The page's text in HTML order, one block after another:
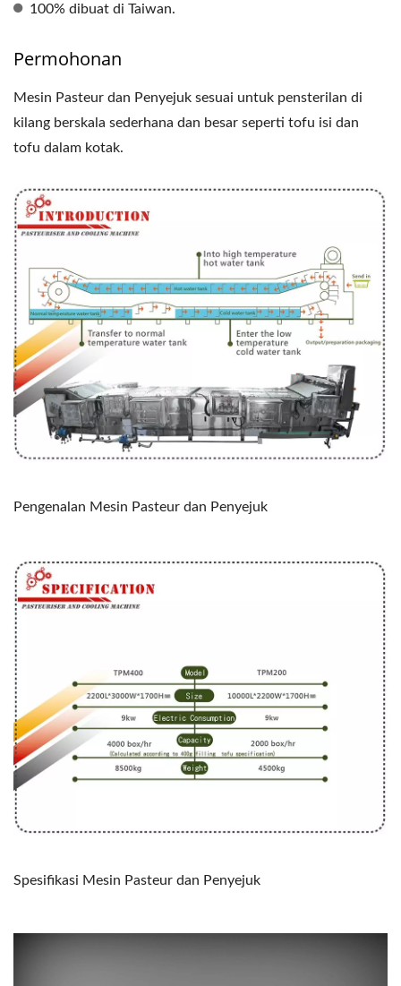
100% dibuat di Taiwan.
Permohonan
Mesin Pasteur dan Penyejuk sesuai untuk pensterilan di
kilang berskala sederhana dan besar seperti tofu isi dan
tofu dalam kotak.
Pengenalan Mesin Pasteur dan Penyejuk
Spesifikasi Mesin Pasteur dan Penyejuk